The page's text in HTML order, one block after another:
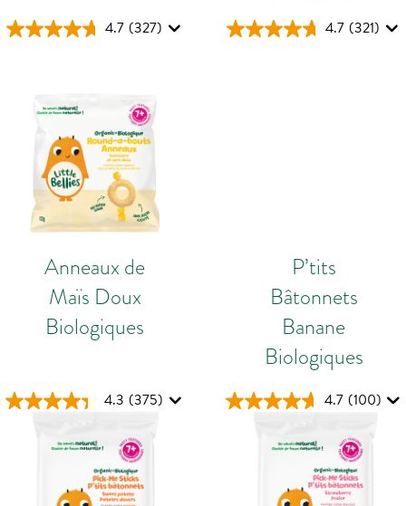
4.7 (327) 4.7 (321)
Anneaux de
Maïs Doux
Biologiques
4.3 (375)
P’tits
Bâtonnets
Banane
Biologiques
4.7 (100)